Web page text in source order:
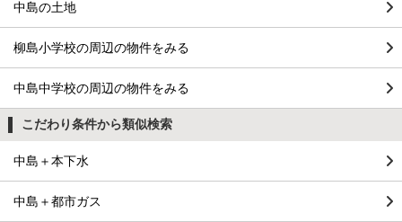
中島の土地
柳島小学校の周辺の物件をみる
中島中学校の周辺の物件をみる
こだわり条件から類似検索
中島＋本下水
中島＋都市ガス